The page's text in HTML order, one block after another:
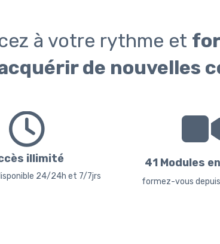
à votre rythme et
de nouvelles
illimité
24/24h et 7/7jrs
41 Modules
formez-vous